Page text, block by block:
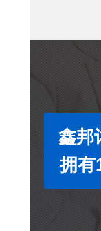
鑫邦
拥有